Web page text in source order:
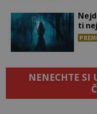
ti
NENECHTE SI